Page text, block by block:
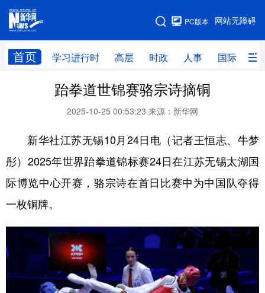
网站无障碍
PC版本
首页 学习进行时 高层 时政 人事 国际 财
网站地图
学习进行时 高层 时政
财经 网评
台湾 思客智库 全球连线 教育
科技 科创 量子 体育
文化 书画 健康 军事
法律 中央文件 金融
数字经济
学术中国 乡村振兴 银龄 溯源中国
跆拳道世锦赛骆宗诗摘铜
2025-10-25 00:53:23 来源：新华网
新华社江苏无锡10月24日电（记者王恒志、牛梦
彤）2025年世界跆拳道锦标赛24日在江苏无锡太湖国
际博览中心开赛，骆宗诗在首日比赛中为中国队夺得
一枚铜牌。